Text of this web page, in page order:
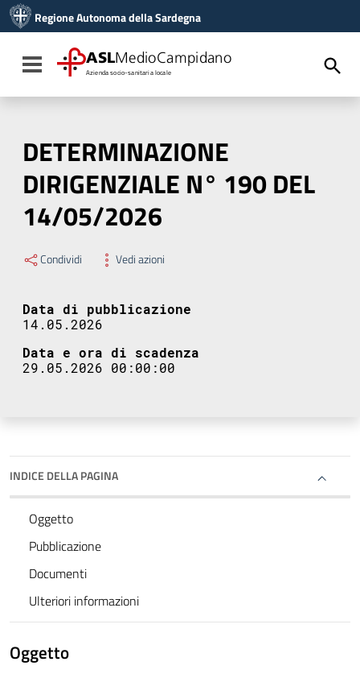
Vai al menu di navigazione
Vai al footer
Regione Autonoma della Sardegna
Toggle navigation
ASLMedioCampidano
Azienda socio-sanitaria locale
DETERMINAZIONE
DIRIGENZIALE N° 190 DEL
14/05/2026
Condividi Vedi azioni
Data di pubblicazione
14.05.2026
Data e ora di scadenza
29.05.2026 00:00:00
INDICE DELLA PAGINA
Oggetto
Pubblicazione
Documenti
Ulteriori informazioni
Oggetto